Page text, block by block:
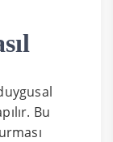
Bu